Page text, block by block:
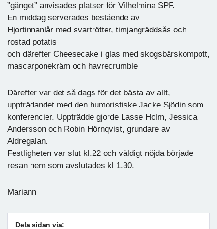
”gänget” anvisades platser för Vilhelmina SPF.
En middag serverades bestående av
Hjortinnanlår med svartrötter, timjangräddsås och
rostad potatis
och därefter Cheesecake i glas med skogsbärskompott,
mascarponekräm och havrecrumble
Därefter var det så dags för det bästa av allt,
uppträdandet med den humoristiske Jacke Sjödin som
konferencier. Uppträdde gjorde Lasse Holm, Jessica
Andersson och Robin Hörnqvist, grundare av
Äldregalan.
Festligheten var slut kl.22 och väldigt nöjda började
resan hem som avslutades kl 1.30.
Mariann
Dela sidan via: